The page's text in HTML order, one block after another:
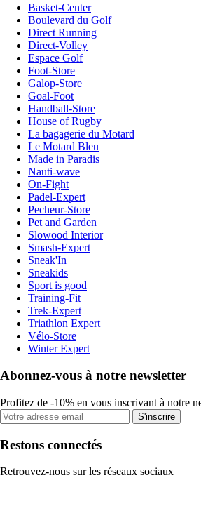
Basket-Center
Boulevard du Golf
Direct Running
Direct-Volley
Espace Golf
Foot-Store
Galop-Store
Goal-Foot
Handball-Store
House of Rugby
La bagagerie du Motard
Le Motard Bleu
Made in Paradis
Nauti-wave
On-Fight
Padel-Expert
Pecheur-Store
Pet and Garden
Slowood Interior
Smash-Expert
Sneak'In
Sneakids
Sport is good
Training-Fit
Trek-Expert
Triathlon Expert
Vélo-Store
Winter Expert
Abonnez-vous à notre newsletter
Profitez de -10% en vous inscrivant à notre
S'inscrire
Restons connectés
Retrouvez-nous sur les réseaux sociaux